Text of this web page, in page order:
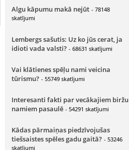
Algu kāpumu makā nejūt - 78148
skatījumi
Lembergs sašutis: Uz ko jūs cerat, ja
idioti vada valsti? - 68631 skatījumi
Vai klātienes spēļu nami veicina
tūrismu? - 55749 skatījumi
Interesanti fakti par vecākajiem biržu
namiem pasaulē - 54291 skatījumi
Kādas pārmaiņas piedzīvojušas
tiešsaistes spēles gadu gaitā? - 53246
skatījumi